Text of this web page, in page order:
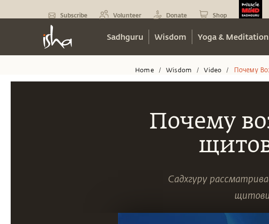
Subscribe Volunteer Donate Shop
Sadhguru Wisdom Yoga & Meditation
Почему
Садхгуру
Home / Wisdom / Video / Почему